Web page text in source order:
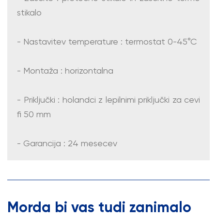
stikalo
- Nastavitev temperature : termostat 0-45°C
- Montaža : horizontalna
- Priključki : holandci z lepilnimi priključki za cevi
fi 50 mm
- Garancija : 24 mesecev
Morda bi vas tudi zanimalo